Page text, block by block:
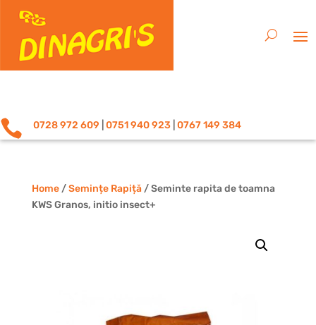
 0728 972 609 0751 940 923 0767 149 384
Home/Semințe Rapiță/ Seminte rapita de toamna
KWS Granos, initio insect+